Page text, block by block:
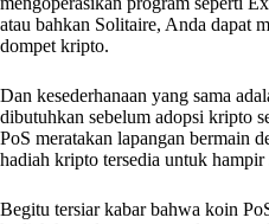
atau bahkan Solitaire, Anda dapat
dompet kripto.
Dan kesederhanaan yang sama
dibutuhkan sebelum adopsi kripto
PoS meratakan lapangan bermain
hadiah kripto tersedia untuk hampir
Begitu tersiar kabar bahwa koin